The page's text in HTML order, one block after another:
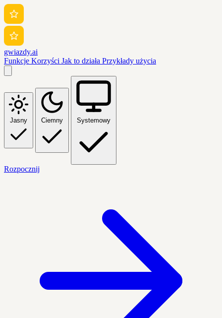
gwiazdy.ai
Funkcje Korzyści Jak to działa Przykłady użycia
Jasny Ciemny Systemowy
Rozpocznij